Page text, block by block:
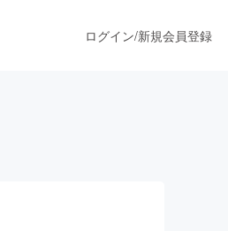
ログイン/新規会員登録